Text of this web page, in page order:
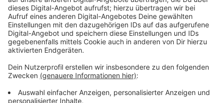
Anzeige
Weitere Infos und Links zum Thema
Internetseite der GEW Stadtverband Düsseldorf